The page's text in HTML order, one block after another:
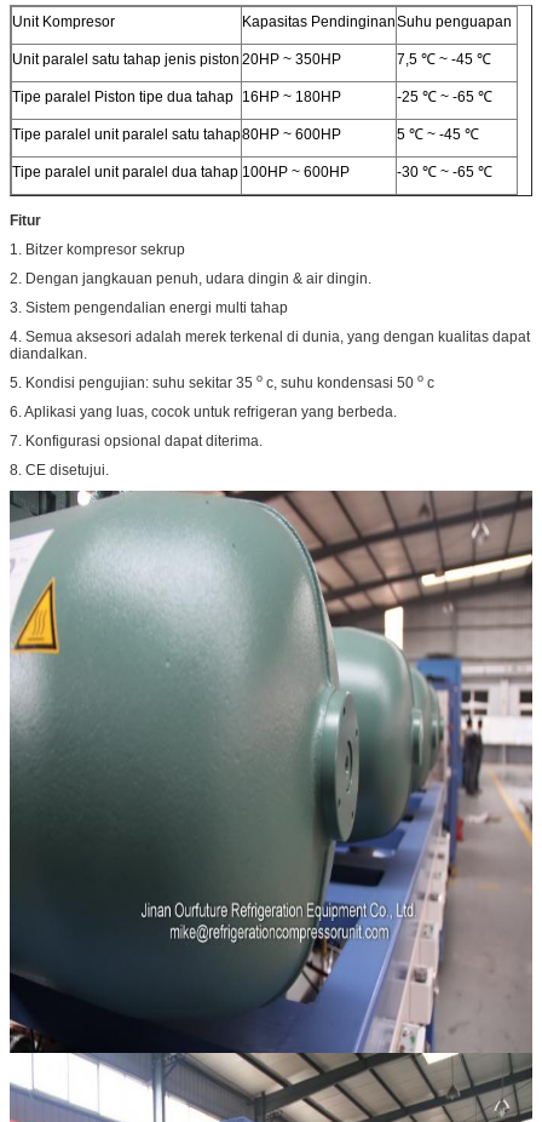
Unit Kompresor Kapasitas PendinginanSuhu penguapan
Unit paralel satu tahap jenis piston 20HP ~ 350HP 7,5 ℃ ~ -45 ℃
Tipe paralel Piston tipe dua tahap 16HP ~ 180HP -25 ℃ ~ -65 ℃
Tipe paralel unit paralel satu tahap80HP ~ 600HP 5 ℃ ~ -45 ℃
Tipe paralel unit paralel dua tahap 100HP ~ 600HP -30 ℃ ~ -65 ℃
Fitur
1. Bitzer kompresor sekrup
2. Dengan jangkauan penuh, udara dingin & air dingin.
3. Sistem pengendalian energi multi tahap
4. Semua aksesori adalah merek terkenal di dunia, yang dengan kualitas dapat
diandalkan.
5. Kondisi pengujian: suhu sekitar 35 o c, suhu kondensasi 50 o c
6. Aplikasi yang luas, cocok untuk refrigeran yang berbeda.
7. Konfigurasi opsional dapat diterima.
8. CE disetujui.